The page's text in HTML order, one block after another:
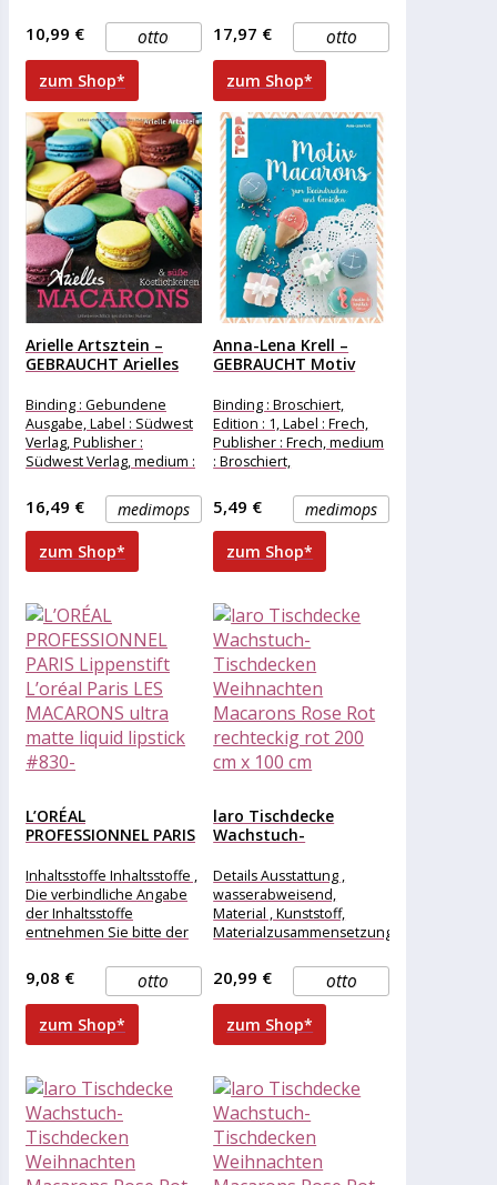
Gewicht Breite , 90 cm,
Länge , 90
otto
10,99 €
zum Shop*
otto
17,97 €
zum Shop*
Arielle Artsztein –
GEBRAUCHT Arielles
Binding : Gebundene
Ausgabe, Label : Südwest
Verlag, Publisher :
Südwest Verlag, medium :
numberOfPages : 176,
publicationDatemedimops
16,49 €
zum Shop*
Anna-Lena Krell –
GEBRAUCHT Motiv
Binding : Broschiert,
Edition : 1, Label : Frech,
Publisher : Frech, medium
: Broschiert,
publicationDate :medimops
5,49 €
zum Shop*
L’ORÉAL
PROFESSIONNEL PARIS
Paris LES...
Inhaltsstoffe Inhaltsstoffe ,
Die verbindliche Angabe
der Inhaltsstoffe
entnehmen Sie bitte der
gelieferten Produktes.
Dimethicone, Bis-Diglyceryl
Polyacyladipate-2,
Hydrogenated
otto
9,08 €
zum Shop*
laro Tischdecke
Wachstuch-
Weihnachten
Macarons Rose Rot...
Details Ausstattung ,
wasserabweisend,
Material , Kunststoff,
Materialzusammensetzung
Gewicht Breite , 200 cm,
Länge , 100
otto
20,99 €
zum Shop*